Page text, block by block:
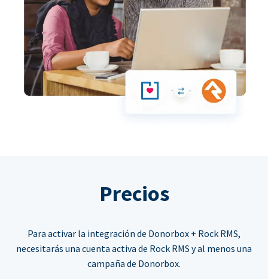
Precios
Para activar la integración de Donorbox + Rock RMS,
necesitarás una cuenta activa de Rock RMS y al menos una
campaña de Donorbox.